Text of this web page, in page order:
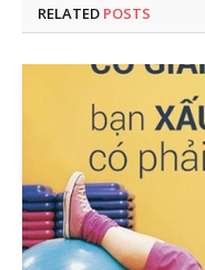
RELATED POSTS